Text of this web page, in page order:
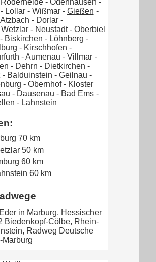
- Odenhausen -
Lollar - Wißmar - Gießen -
- Dorlar -
Wetzlar- Neustadt - Oberbiel
Biskirchen - Löhnberg -
- Kirschhofen -
- Aumenau - Villmar -
- Dehrn - Dietkirchen -
- Balduinstein - Geilnau -
- Obernhof - Kloster
- Dausenau - Bad Ems-
- Lahnstein
70 km
50 km
60 km
60 km
in Marburg, Hessischer
Biedenkopf-Cölbe, Rhein-
Radweg Deutsche
Marburg